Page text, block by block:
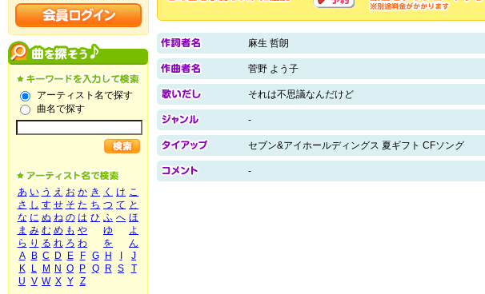
アーティスト名で探す
曲名で探す
あ い う え お か き く け こ
さ し す せ そ た ち つ て と
な に ぬ ね の は ひ ふ へ ほ
ま み む め も や ゆ
よ
ら り る れ ろ わ を
ん
A
B C D E F G H
J
K
L M N O P Q R S
T
U V W X Y Z
麻生 哲朗
菅野 よう子
それは不思議なんだけど
-
セブン&アイホールディングス 夏ギフト CFソング
-